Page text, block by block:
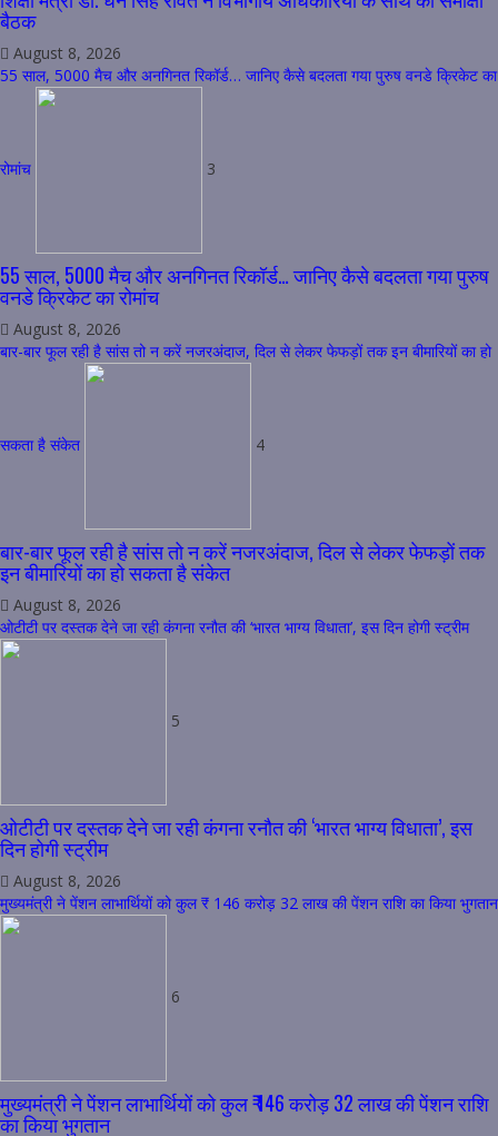
बैठक
August 8, 2026
55 साल, 5000 मैच और अनगिनत रिकॉर्ड… जानिए कैसे बदलता गया पुरुष वनडे क्रिकेट का
रोमांच 3
55 साल, 5000 मैच और अनगिनत रिकॉर्ड… जानिए कैसे बदलता गया पुरुष
वनडे क्रिकेट का रोमांच
August 8, 2026
बार-बार फूल रही है सांस तो न करें नजरअंदाज, दिल से लेकर फेफड़ों तक इन बीमारियों का हो
सकता है संकेत 4
बार-बार फूल रही है सांस तो न करें नजरअंदाज, दिल से लेकर फेफड़ों तक
इन बीमारियों का हो सकता है संकेत
August 8, 2026
ओटीटी पर दस्तक देने जा रही कंगना रनौत की ‘भारत भाग्य विधाता’, इस दिन होगी स्ट्रीम
5
ओटीटी पर दस्तक देने जा रही कंगना रनौत की ‘भारत भाग्य विधाता’, इस
दिन होगी स्ट्रीम
August 8, 2026
मुख्यमंत्री ने पेंशन लाभार्थियों को कुल ₹ 146 करोड़ 32 लाख की पेंशन राशि का किया भुगतान
6
मुख्यमंत्री ने पेंशन लाभार्थियों को कुल ₹ 146 करोड़ 32 लाख की पेंशन राशि
का किया भुगतान